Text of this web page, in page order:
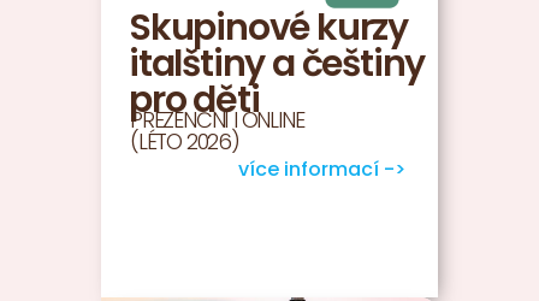
Skupinové kurzy
italštiny a češtiny
pro děti
PREZENČNÍ I ONLINE
(LÉTO 2026)
více informací ->